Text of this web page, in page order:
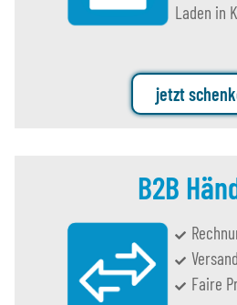
Laden in
jetzt
B2B
Faire